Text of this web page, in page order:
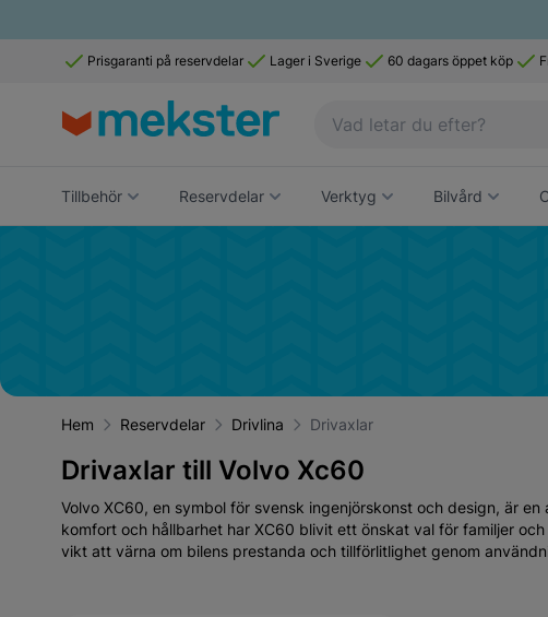
Prisgaranti på reservdelar Lager i Sverige 60 dagars öppet köp
Tillbehör Reservdelar Verktyg Bilvård
Hem Reservdelar Drivlina Drivaxlar
Drivaxlar till Volvo Xc60
Volvo XC60, en symbol för svensk ingenjörskonst och design, är
komfort och hållbarhet har XC60 blivit ett önskat val för familjer
vikt att värna om bilens prestanda och tillförlitlighet genom